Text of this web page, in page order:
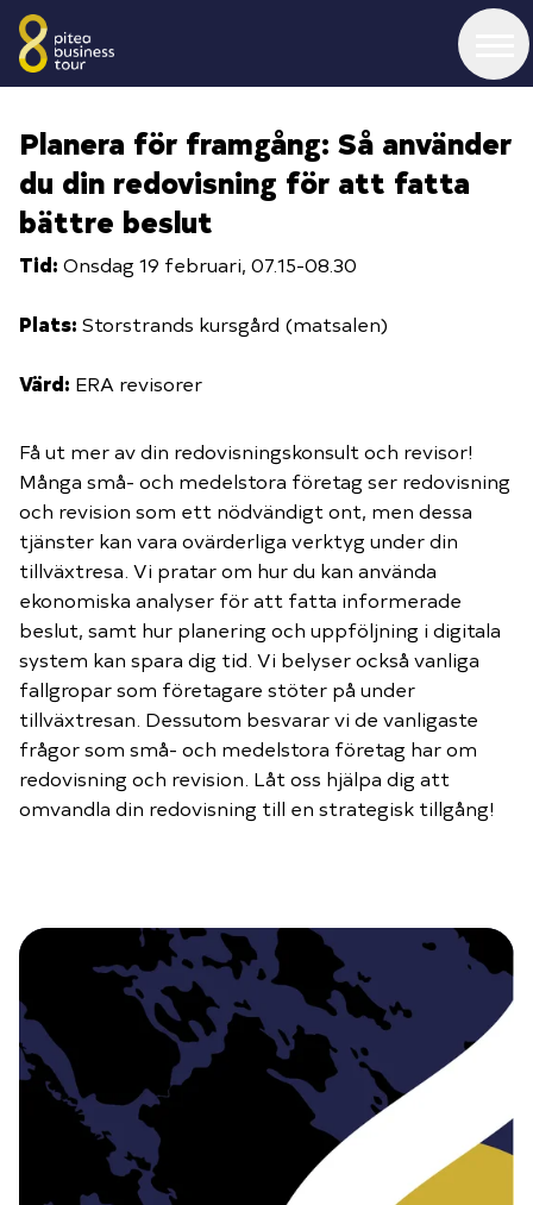
Tourprogram 2026
Bildgalleri
Kontakta oss
Partners
Piteå Business Breakfast
Piteå Business Tour
Piteå Business Awards
Piteå Business Talks
Piteå Business
Planera för framgång: Så använder
du din redovisning för att fatta
bättre beslut
Tid: Onsdag 19 februari, 07.15-08.30
Plats: Storstrands kursgård (matsalen)
Värd: ERA revisorer
Få ut mer av din redovisningskonsult och revisor!
Många små- och medelstora företag ser redovisning
och revision som ett nödvändigt ont, men dessa
tjänster kan vara ovärderliga verktyg under din
tillväxtresa. Vi pratar om hur du kan använda
ekonomiska analyser för att fatta informerade
beslut, samt hur planering och uppföljning i digitala
system kan spara dig tid. Vi belyser också vanliga
fallgropar som företagare stöter på under
tillväxtresan. Dessutom besvarar vi de vanligaste
frågor som små- och medelstora företag har om
redovisning och revision. Låt oss hjälpa dig att
omvandla din redovisning till en strategisk tillgång!